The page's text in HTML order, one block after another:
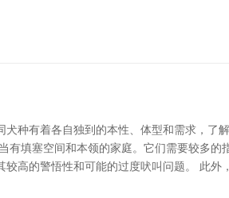
种有着各自独到的本性、体型和需求，了
填塞空间和本领的家庭。它们需要较多
高的警悟性和可能的过度吠叫问题。 此